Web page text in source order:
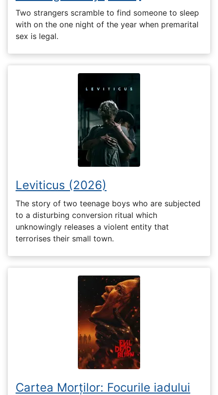
Two strangers scramble to find someone to sleep
with on the one night of the year when premarital
sex is legal.
Leviticus (2026)
The story of two teenage boys who are subjected
to a disturbing conversion ritual which
unknowingly releases a violent entity that
terrorises their small town.
Cartea Morților: Focurile iadului